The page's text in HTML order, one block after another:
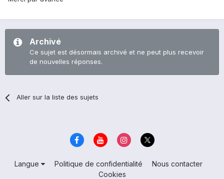
Archivé
Ce sujet est désormais archivé et ne peut plus recevoir
de nouvelles réponses.
Aller sur la liste des sujets
Langue Politique de confidentialité
Nous contacter
Cookies